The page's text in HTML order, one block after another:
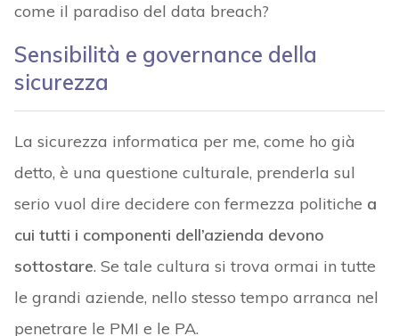
come il paradiso del data breach?
Sensibilità e governance della
sicurezza
La sicurezza informatica per me, come ho già
detto, è una questione culturale, prenderla sul
serio vuol dire decidere con fermezza politiche a
cui tutti i componenti dell’azienda devono
sottostare. Se tale cultura si trova ormai in tutte
le grandi aziende, nello stesso tempo arranca nel
penetrare le PMI e le PA.